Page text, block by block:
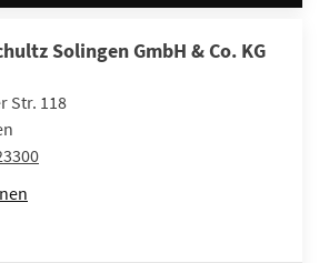
Solingen GmbH & Co. KG
Str. 118